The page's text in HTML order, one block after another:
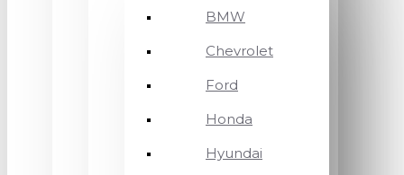
BMW
Chevrolet
Ford
Honda
Hyundai